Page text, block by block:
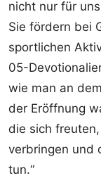
nicht nur für
Sie fördern bei
sportlichen
05-
wie man an
der Eröffnung
die sich
verbringen und
tun.“